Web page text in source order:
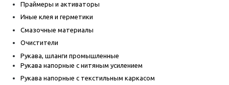
Праймеры и активаторы
Иные клея и герметики
Смазочные материалы
Очистители
Рукава, шланги промышленные
Рукава напорные с нитяным усилением
Рукава напорные с текстильным каркасом